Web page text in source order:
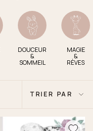
DOUCEUR
&
SOMMEIL
MAGIE
&
RÈVES
Trier
par
TRIER PAR